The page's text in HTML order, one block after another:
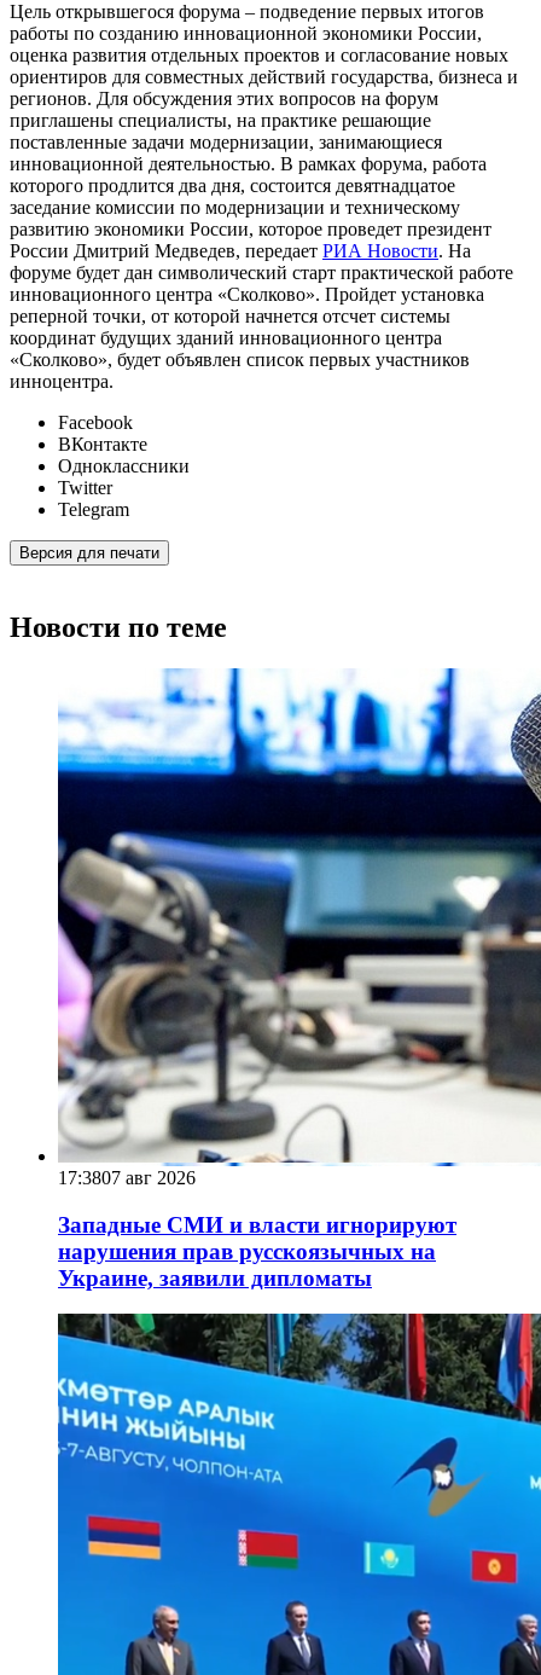
Цель открывшегося форума – подведение первых итогов
работы по созданию инновационной экономики России,
оценка развития отдельных проектов и согласование новых
ориентиров для совместных действий государства, бизнеса и
регионов. Для обсуждения этих вопросов на форум
приглашены специалисты, на практике решающие
поставленные задачи модернизации, занимающиеся
инновационной деятельностью. В рамках форума, работа
которого продлится два дня, состоится девятнадцатое
заседание комиссии по модернизации и техническому
развитию экономики России, которое проведет президент
России Дмитрий Медведев, передает РИА Новости. На
форуме будет дан символический старт практической работе
инновационного центра «Сколково». Пройдет установка
реперной точки, от которой начнется отсчет системы
координат будущих зданий инновационного центра
«Сколково», будет объявлен список первых участников
инноцентра.
Facebook
ВКонтакте
Одноклассники
Twitter
Telegram
Версия для печати
Новости по теме
17:3807 авг 2026
Западные СМИ и власти игнорируют
нарушения прав русскоязычных на
Украине, заявили дипломаты